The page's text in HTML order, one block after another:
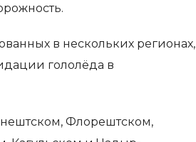
в нескольких регионах,
гололёда в
Флорештском,